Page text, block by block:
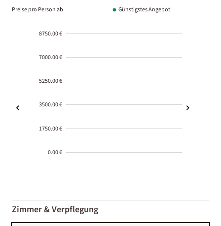
Preise pro Person ab Günstigstes Angebot
8750.00 €
7000.00 €
5250.00 €
3500.00 €
1750.00 €
0.00 €
01-02
Zimmer & Verpflegung